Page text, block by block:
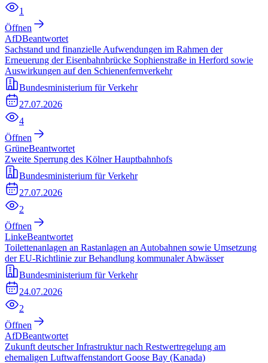
1
Öffnen
AfDBeantwortet
Sachstand und finanzielle Aufwendungen im Rahmen der
Erneuerung der Eisenbahnbrücke Sophienstraße in Herford sowie
Auswirkungen auf den Schienenfernverkehr
Bundesministerium für Verkehr
27.07.2026
4
Öffnen
GrüneBeantwortet
Zweite Sperrung des Kölner Hauptbahnhofs
Bundesministerium für Verkehr
27.07.2026
2
Öffnen
LinkeBeantwortet
Toilettenanlagen an Rastanlagen an Autobahnen sowie Umsetzung
der EU-Richtlinie zur Behandlung kommunaler Abwässer
Bundesministerium für Verkehr
24.07.2026
2
Öffnen
AfDBeantwortet
Zukunft deutscher Infrastruktur nach Restwertregelung am
ehemaligen Luftwaffenstandort Goose Bay (Kanada)